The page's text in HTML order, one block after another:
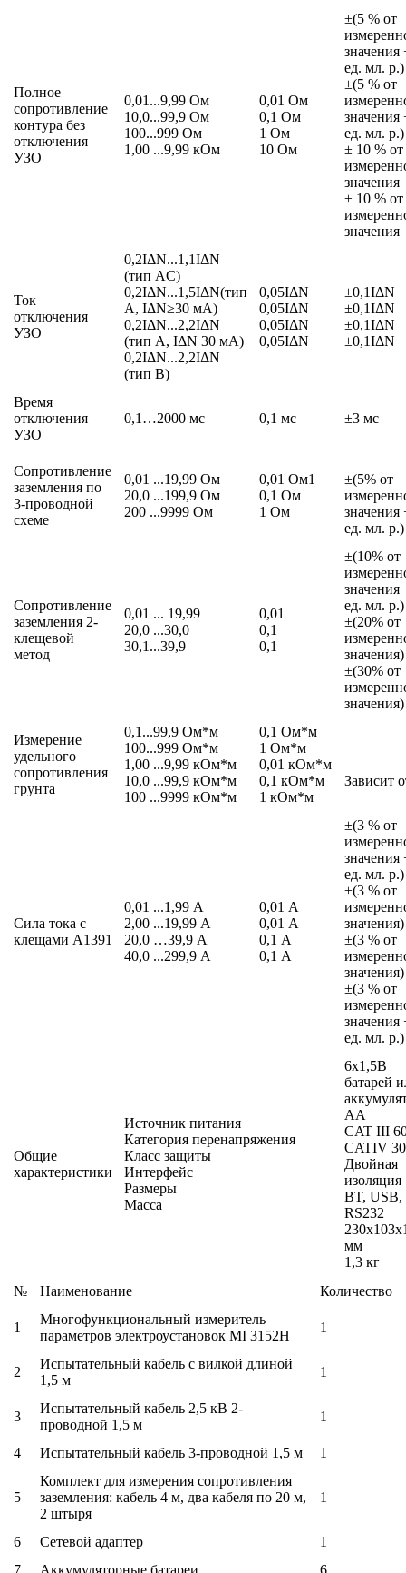
Полное
сопротивление
контура без
отключения
УЗО
0,01...9,99 Ом
10,0...99,9 Ом
100...999 Ом
1,00 ...9,99 кОм
0,01 Ом
0,1 Ом
1 Ом
10 Ом
±(5 % от
значения
ед. мл. р.)
±(5 % от
значения
ед. мл. р.)
± 10 % от
значения
± 10 % от
значения
Ток
отключения
УЗО
0,2IΔN...1,1IΔN
(тип AC)
0,2IΔN...1,5IΔN(тип
A, IΔN≥30 мА)
0,2IΔN...2,2IΔN
(тип A, IΔN 30 мА)
0,2IΔN...2,2IΔN
(тип B)
0,05IΔN
0,05IΔN
0,05IΔN
0,05IΔN
±0,1IΔN
±0,1IΔN
±0,1IΔN
±0,1IΔN
Время
отключения
УЗО
0,1…2000 мс 0,1 мс ±3 мс
Сопротивление
заземления по
3-проводной
схеме
0,01 ...19,99 Ом
20,0 ...199,9 Ом
200 ...9999 Ом
0,01 Ом1
0,1 Ом
1 Ом
±(5% от
значения
ед. мл. р.)
Сопротивление
заземления 2-
клещевой
метод
0,01 ... 19,99
20,0 ...30,0
30,1...39,9
0,01
0,1
0,1
±(10% от
значения
ед. мл. р.)
±(20% от
значения)
±(30% от
значения)
Измерение
удельного
сопротивления
грунта
0,1...99,9 Ом*м
100...999 Ом*м
1,00 ...9,99 кОм*м
10,0 ...99,9 кОм*м
100 ...9999 кОм*м
0,1 Ом*м
1 Ом*м
0,01 кОм*м
0,1 кОм*м
1 кОм*м
Зависит
Сила тока с
клещами А1391
0,01 ...1,99 А
2,00 ...19,99 А
20,0 …39,9 А
40,0 ...299,9 А
0,01 А
0,01 А
0,1 А
0,1 А
±(3 % от
значения
ед. мл. р.)
±(3 % от
значения)
±(3 % от
значения)
±(3 % от
значения
ед. мл. р.)
Общие
характеристики
Источник питания
Категория перенапряжения
Класс защиты
Интерфейс
Размеры
Масса
6х1,5В
батарей
АА
CAT III
CATIV
Двойная
изоляция
BT, USB,
RS232
мм
1,3 кг
№
Наименование Количество
1
Многофункциональный измеритель
параметров электроустановок MI 3152H
1
2
Испытательный кабель с вилкой длиной
1,5 м
1
3
Испытательный кабель 2,5 кВ 2-
проводной 1,5 м
1
4 Испытательный кабель 3-проводной 1,5 м 1
5
Комплект для измерения сопротивления
заземления: кабель 4 м, два кабеля по 20 м,
2 штыря
1
6 Сетевой адаптер
1